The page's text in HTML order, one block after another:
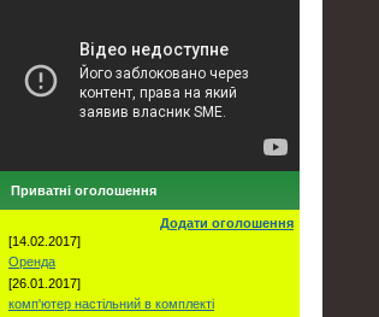
Приватні оголошення
Додати оголошення
[14.02.2017]
Оренда
[26.01.2017]
комп'ютер настільний в комплекті